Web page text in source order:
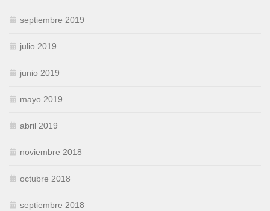
septiembre 2019
julio 2019
junio 2019
mayo 2019
abril 2019
noviembre 2018
octubre 2018
septiembre 2018